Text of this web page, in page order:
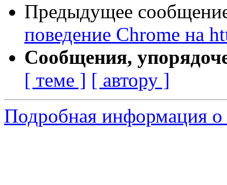
Предыдущее
поведение Chrome на
Сообщения,
[ теме ] [ автору ]
Подробная информация